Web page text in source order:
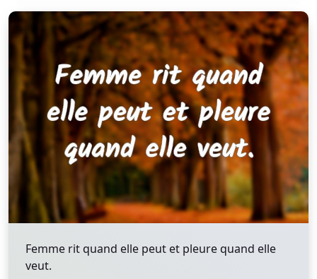
Femme rit quand elle peut et pleure quand elle
veut.